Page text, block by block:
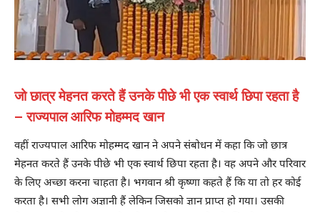
जो छात्र मेहनत करते हैं उनके पीछे भी एक स्वार्थ छिपा रहता है
– राज्यपाल आरिफ मोहम्मद खान
वहीं राज्यपाल आरिफ मोहम्मद खान ने अपने संबोधन में कहा कि जो छात्र
मेहनत करते हैं उनके पीछे भी एक स्वार्थ छिपा रहता है। वह अपने और परिवार
के लिए अच्छा करना चाहता है। भगवान श्री कृष्णा कहते हैं कि या तो हर कोई
करता है। सभी लोग अज्ञानी हैं लेकिन जिसको ज्ञान प्राप्त हो गया। उसकी